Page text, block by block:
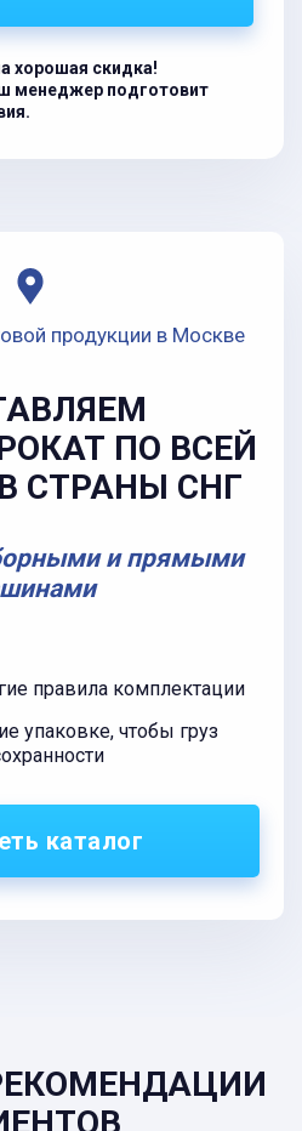
хорошая скидка!
менеджер подготовит
продукции в Москве
ПО ВСЕЙ
СТРАНЫ СНГ
и прямыми
правила комплектации
упаковке, чтобы груз
каталог